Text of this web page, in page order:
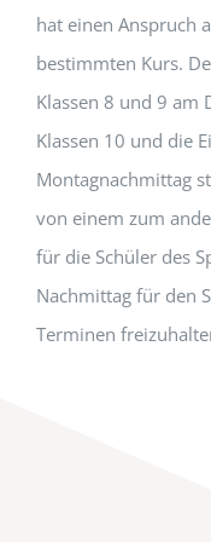
hat einen Anspruch
bestimmten Kurs.
Klassen 8 und 9 am
Klassen 10 und die
Montagnachmittag
von einem zum
für die Schüler des
Nachmittag für den
Terminen